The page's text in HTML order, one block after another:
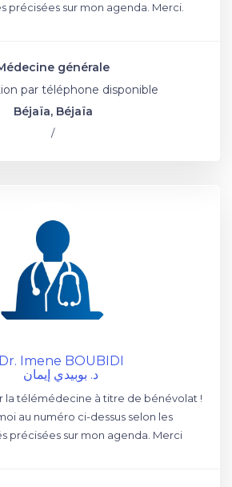
précisées sur mon agenda. Merci.
générale
par téléphone disponible
Béjaïa, Béjaïa
/
Dr. Imene BOUBIDI
د. بوبيدي إيمان
la télémédecine à titre de bénévolat !
au numéro ci-dessus selon les
précisées sur mon agenda. Merci